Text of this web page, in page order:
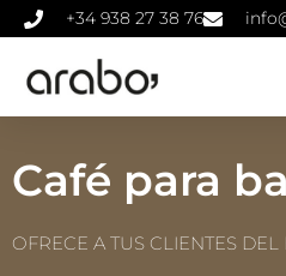
+34 938 27 38 76
Café para
OFRECE A TUS CLIENTES